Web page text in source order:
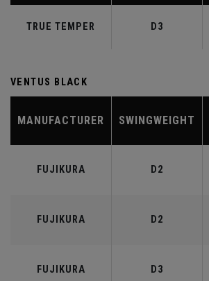
TRUE TEMPER D3
VENTUS BLACK
MANUFACTURER SWINGWEIGHT
FUJIKURA D2
FUJIKURA D2
FUJIKURA D3